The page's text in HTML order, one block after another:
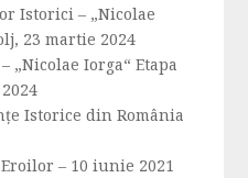
Istorici – „Nicolae
23 martie 2024
Iorga“ Etapa
Istorice din România
– 10 iunie 2021